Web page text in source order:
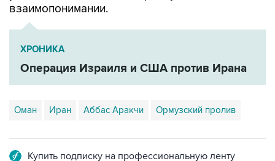
ХРОНИКА
Операция Израиля и США против Ирана
Оман Иран Аббас Аракчи Ормузский пролив
Подписаться на рассылку главных новостей сайта